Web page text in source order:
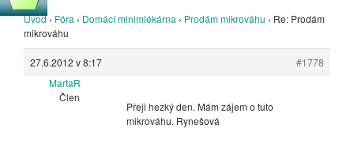
Úvod › Fóra › Domácí minimlékárna › Prodám mikrováhu › Re: Prodám
mikrováhu
27.6.2012 v 8:17
#1778
MartaR
Člen
Přeji hezký den. Mám zájem o tuto
mikrováhu. Rynešová